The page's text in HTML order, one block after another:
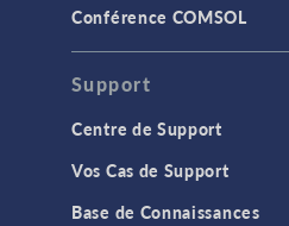
Conférence COMSOL
Support
Centre de Support
Vos Cas de Support
Base de Connaissances